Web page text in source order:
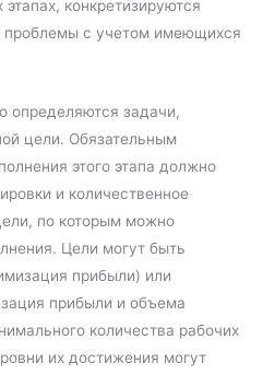
конкретизируются
с учетом имеющихся
определяются задачи,
цели. Обязательным
этого этапа должно
и количественное
по которым можно
Цели могут быть
прибыли) или
прибыли и объема
количества рабочих
их достижения могут